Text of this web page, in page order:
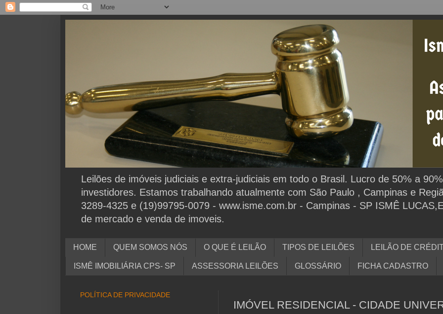
Leilões de imóveis judiciais e extra-judiciais em todo o Brasil. Lucro de 50% a
investidores. Estamos trabalhando atualmente com São Paulo , Campinas e
3289-4325 e (19)99795-0079 - www.isme.com.br - Campinas - SP ISMÊ
de mercado e venda de imoveis.
HOME QUEM SOMOS NÓS O QUE É LEILÃO TIPOS DE LEILÕES LEILÃO DE
ISMÊ IMOBILIÁRIA CPS- SP ASSESSORIA LEILÕES GLOSSÁRIO FICHA CADASTRO
IMÓVEL RESIDENCIAL - CIDADE
POLÍTICA DE PRIVACIDADE